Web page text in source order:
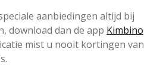
aanbiedingen altijd bij
download dan de app Kimbino
mist u nooit kortingen van